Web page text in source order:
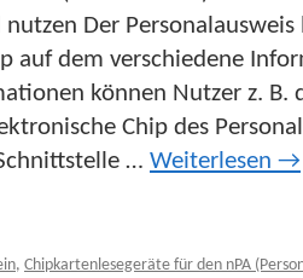
Der
auf dem verschiedene
können Nutzer z.
Chip des
… Weiterlesen →
, Chipkartenlesegeräte für den nPA